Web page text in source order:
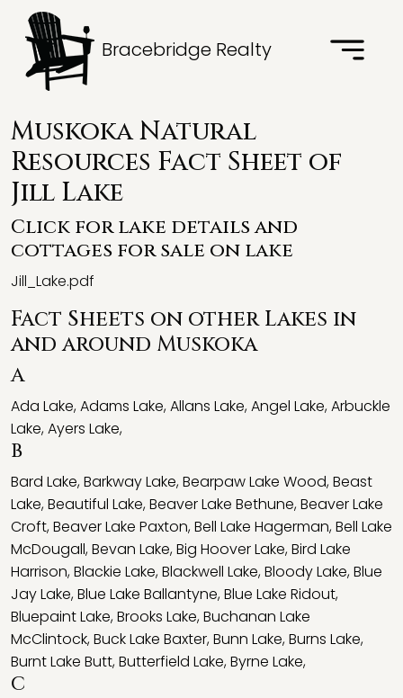
Bracebridge Realty
Muskoka Natural
Resources Fact Sheet of
Jill Lake
Click for lake details and
cottages for sale on lake
Jill_Lake.pdf
Fact Sheets on other Lakes in
and around Muskoka
A
Ada Lake,Adams Lake,Allans Lake,Angel Lake,Arbuckle
Lake,Ayers Lake,
B
Bard Lake,Barkway Lake,Bearpaw Lake Wood,Beast
Lake,Beautiful Lake,Beaver Lake Bethune,Beaver Lake
Croft,Beaver Lake Paxton,Bell Lake Hagerman,Bell Lake
McDougall,Bevan Lake,Big Hoover Lake,Bird Lake
Harrison,Blackie Lake,Blackwell Lake,Bloody Lake,Blue
Jay Lake,Blue Lake Ballantyne,Blue Lake Ridout,
Bluepaint Lake,Brooks Lake,Buchanan Lake
McClintock,Buck Lake Baxter,Bunn Lake,Burns Lake,
Burnt Lake Butt,Butterfield Lake,Byrne Lake,
C